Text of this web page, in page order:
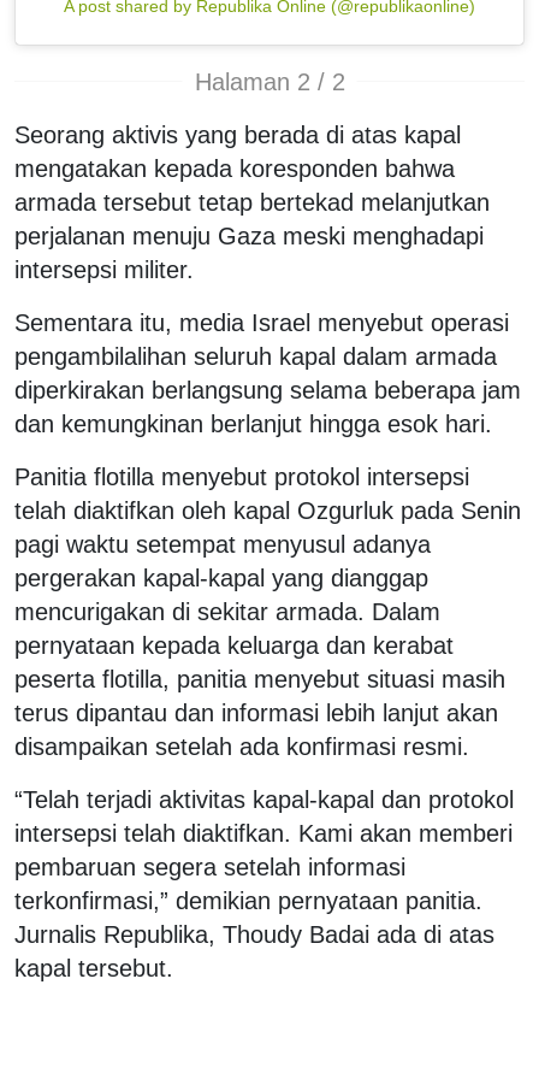
A post shared by Republika Online (@republikaonline)
Halaman 2 / 2
Seorang aktivis yang berada di atas kapal
mengatakan kepada koresponden bahwa
armada tersebut tetap bertekad melanjutkan
perjalanan menuju Gaza meski menghadapi
intersepsi militer.
Sementara itu, media Israel menyebut operasi
pengambilalihan seluruh kapal dalam armada
diperkirakan berlangsung selama beberapa jam
dan kemungkinan berlanjut hingga esok hari.
Panitia flotilla menyebut protokol intersepsi
telah diaktifkan oleh kapal Ozgurluk pada Senin
pagi waktu setempat menyusul adanya
pergerakan kapal-kapal yang dianggap
mencurigakan di sekitar armada. Dalam
pernyataan kepada keluarga dan kerabat
peserta flotilla, panitia menyebut situasi masih
terus dipantau dan informasi lebih lanjut akan
disampaikan setelah ada konfirmasi resmi.
“Telah terjadi aktivitas kapal-kapal dan protokol
intersepsi telah diaktifkan. Kami akan memberi
pembaruan segera setelah informasi
terkonfirmasi,” demikian pernyataan panitia.
Jurnalis Republika, Thoudy Badai ada di atas
kapal tersebut.